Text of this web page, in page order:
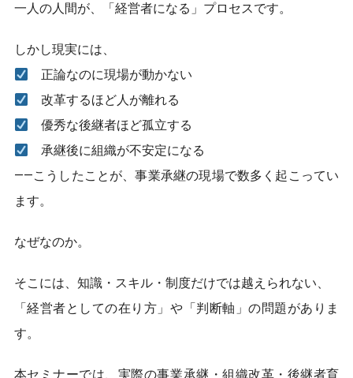
一人の人間が、「経営者になる」プロセスです。
しかし現実には、
正論なのに現場が動かない
改革するほど人が離れる
優秀な後継者ほど孤立する
承継後に組織が不安定になる
――こうしたことが、事業承継の現場で数多く起こってい
ます。
なぜなのか。
そこには、知識・スキル・制度だけでは越えられない、
「経営者としての在り方」や「判断軸」の問題がありま
す。
本セミナーでは、実際の事業承継・組織改革・後継者育